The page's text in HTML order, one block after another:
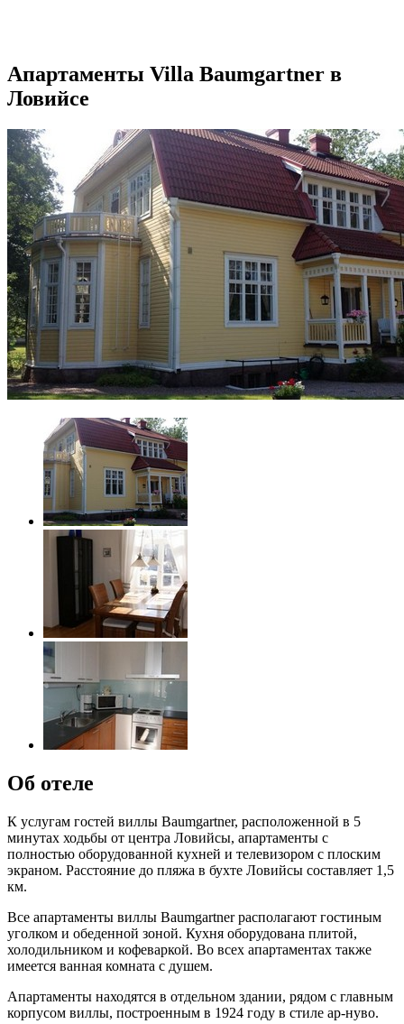
Апартаменты Villa Baumgartner в
Ловийсе
Об отеле
К услугам гостей виллы Baumgartner, расположенной в 5
минутах ходьбы от центра Ловийсы, апартаменты с
полностью оборудованной кухней и телевизором с плоским
экраном. Расстояние до пляжа в бухте Ловийсы составляет 1,5
км.
Все апартаменты виллы Baumgartner располагают гостиным
уголком и обеденной зоной. Кухня оборудована плитой,
холодильником и кофеваркой. Во всех апартаментах также
имеется ванная комната с душем.
Апартаменты находятся в отдельном здании, рядом с главным
корпусом виллы, построенным в 1924 году в стиле ар-нуво.